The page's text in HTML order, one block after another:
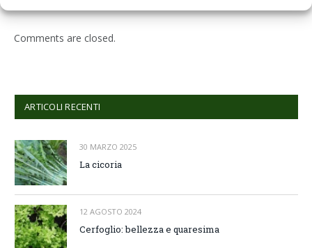
Comments are closed.
ARTICOLI RECENTI
30 MARZO 2025
La cicoria
12 AGOSTO 2024
Cerfoglio: bellezza e quaresima